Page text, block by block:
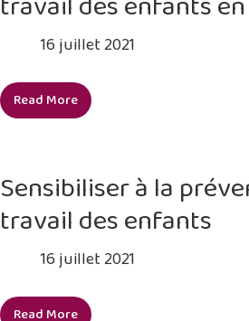
ZLE
vers
8.7
16 juillet 2021
Read More
Continuer
les
efforts
nationaux
éliminer
travail
Sensibiliser à la
travail des enfants
16 juillet 2021
Read More